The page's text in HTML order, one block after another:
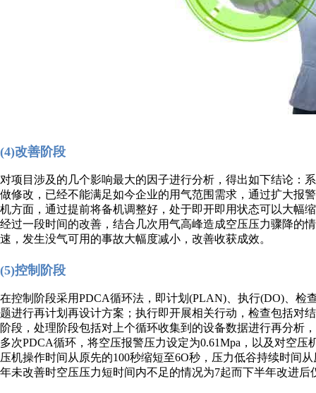
(4)改善阶段
对项目涉及的几个影响最大的因子进行分析，得出如下结论：
做修改，已经不能满足如今企业的用气范围需求，通过扩大报
机方面，通过提前将备机调整好，处于即开即用状态可以大幅
经过一段时间的改善，结合几次用气高峰造成空压压力骤降的
速，发生没气可用的事故大幅度减小，改善收获成效。
(5)控制阶段
在控制阶段采用PDCA循环法，即计划(PLAN)、执行(DO)、
题进行再计划再设计方案；执行即开展相关行动，检查包括对
阶段，处理阶段包括对上个循环收集到的设备数据进行再分析
多次PDCA循环，将空压报警压力设定为0.61Mpa，以及对空
压机操作时间从原先的100秒缩短至6O秒，压力低谷持续时间
年未改善时空压压力短时间内不足的情况为7起而下半年改进后